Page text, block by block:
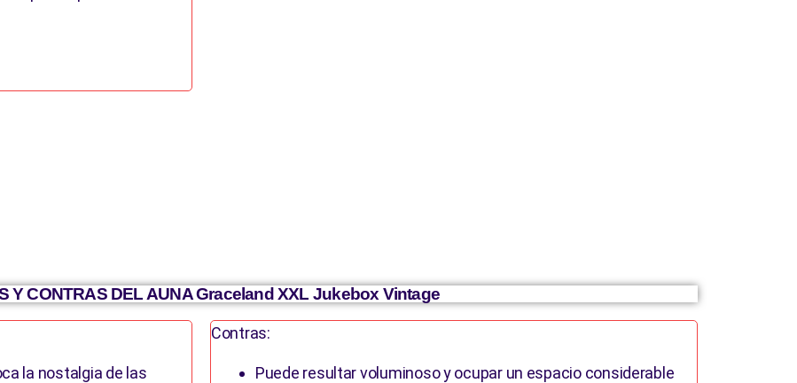
Y CONTRAS DEL AUNA Graceland XXL Jukebox Vintage
la nostalgia de las
Contras:
Puede resultar voluminoso y ocupar un espacio considerable